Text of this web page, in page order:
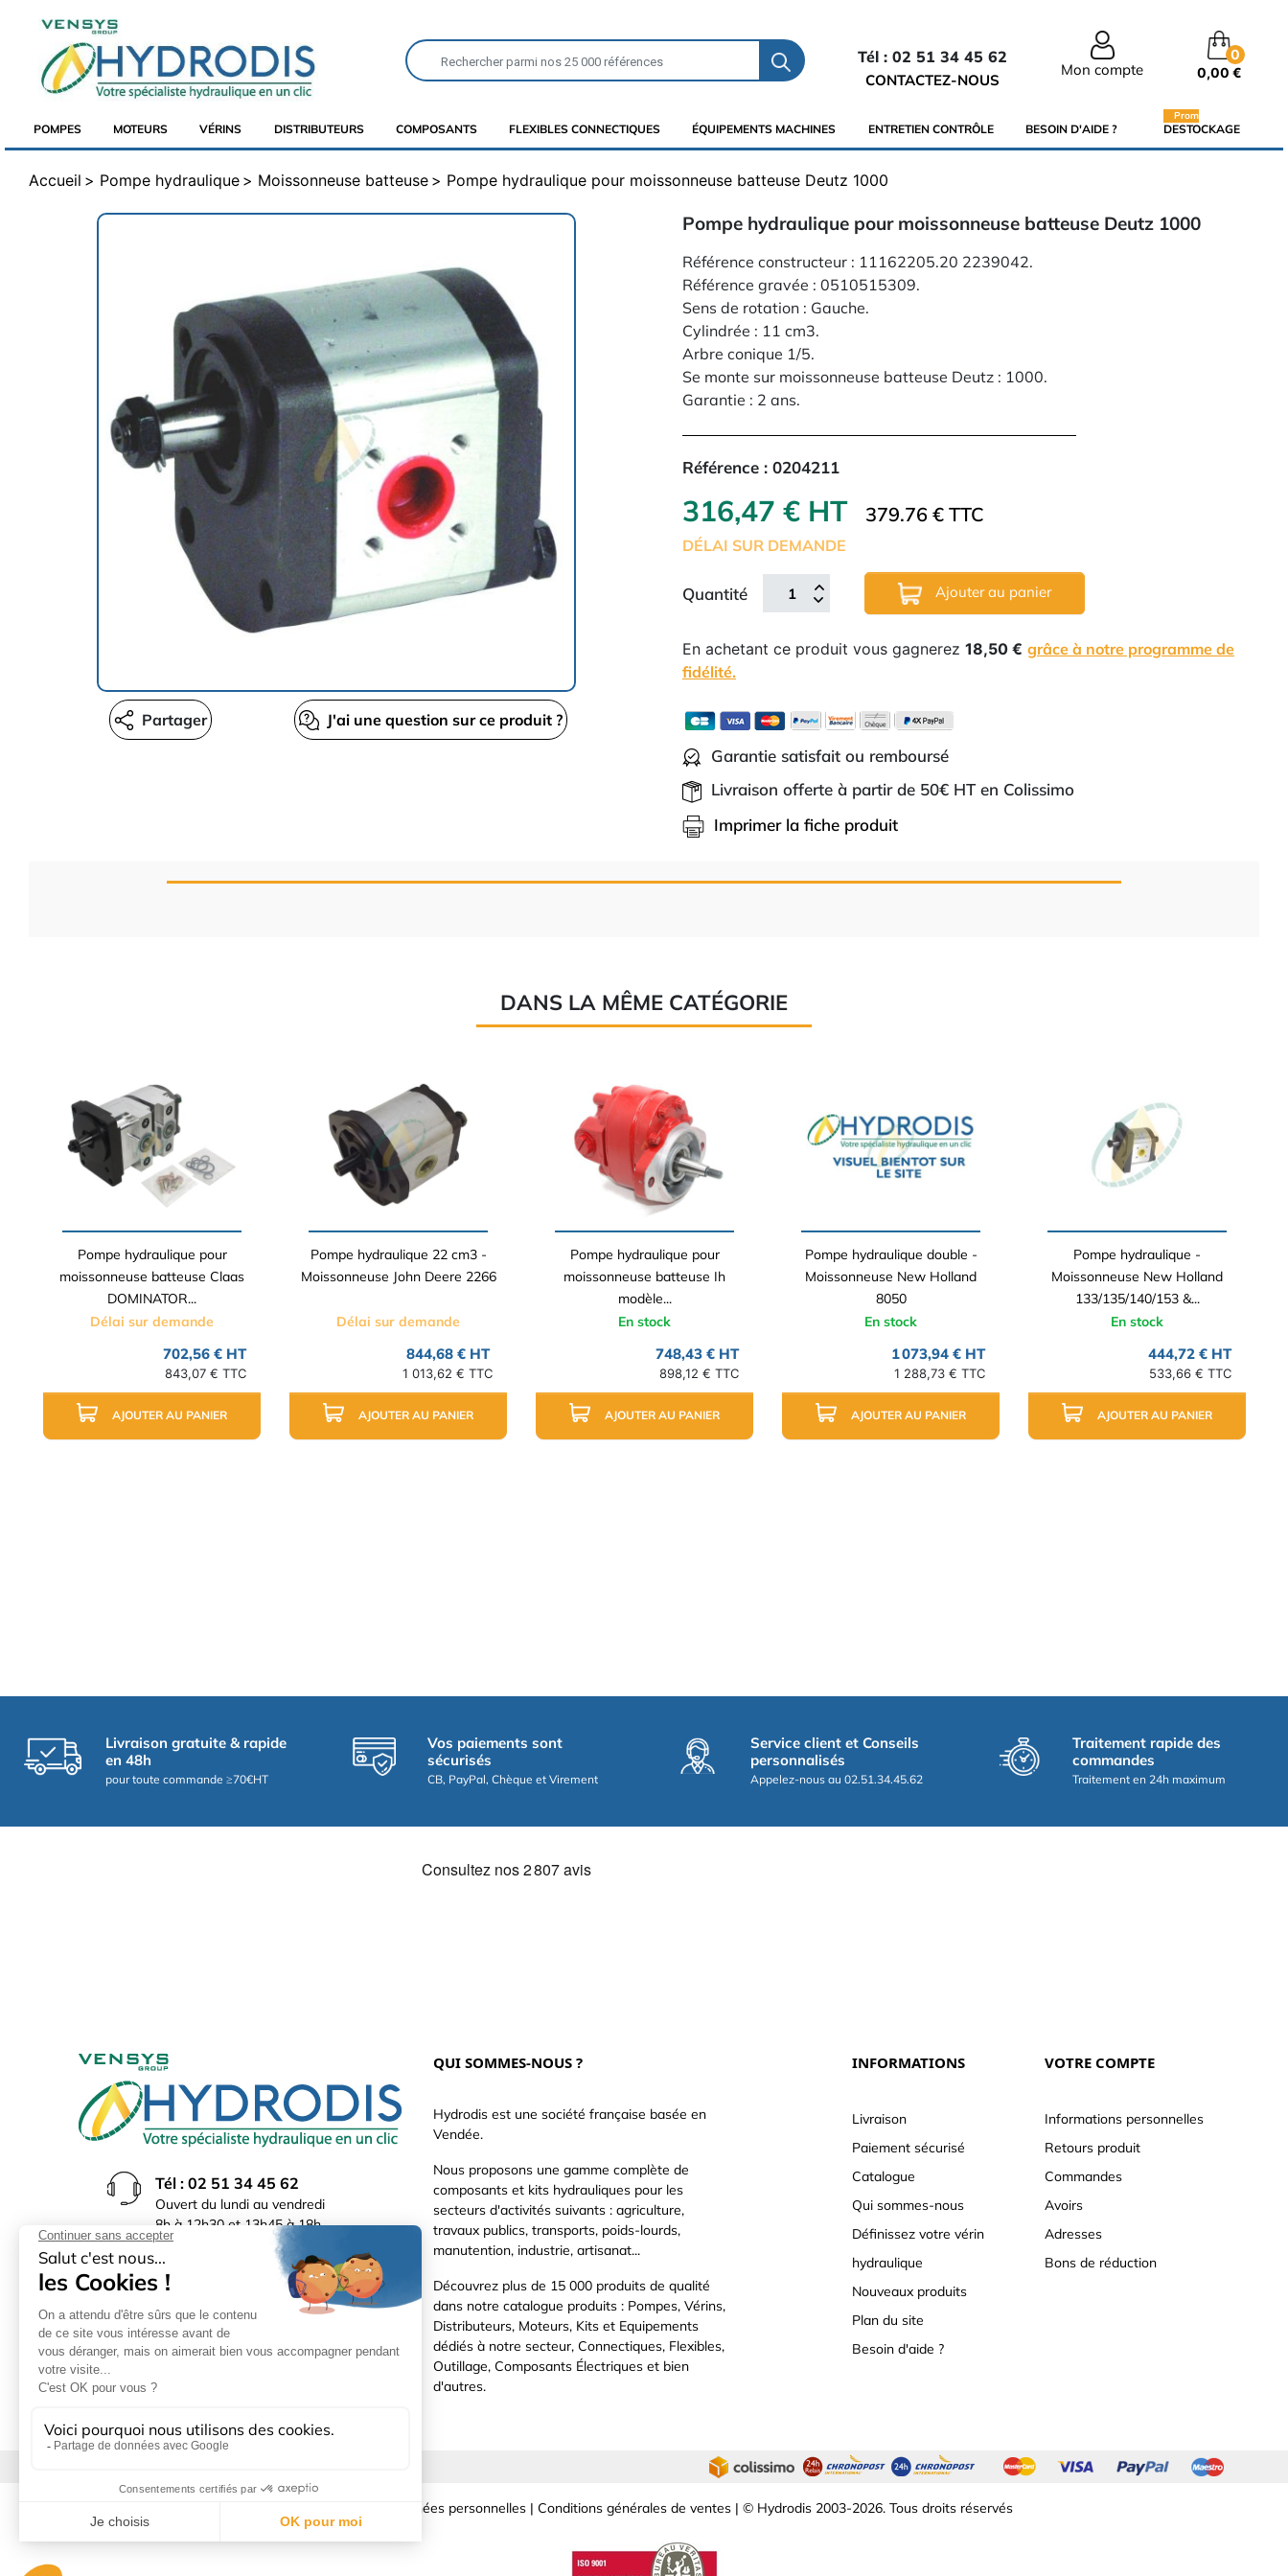
Tél : 02 51 34 45 62
CONTACTEZ-NOUS
Mon compte
0
0,00 €
POMPES MOTEURS VÉRINS DISTRIBUTEURS COMPOSANTS FLEXIBLES CONNECTIQUES ÉQUIPEMENTS MACHINES ENTRETIEN CONTRÔLE BESOIN D'AIDE ? DESTOCKAGE
Promo
Accueil Pompe hydraulique Moissonneuse batteuse Pompe hydraulique pour moissonneuse batteuse Deutz 1000
J'ai une question sur ce produit ?
Partager
Pompe hydraulique pour moissonneuse batteuse Deutz 1000
Référence constructeur : 11162205.20 2239042.
Référence gravée : 0510515309.
Sens de rotation : Gauche.
Cylindrée : 11 cm3.
Arbre conique 1/5.
Se monte sur moissonneuse batteuse Deutz : 1000 .
Garantie : 2 ans .
Référence : 0204211
316,47 € HT 379.76 € TTC
DÉLAI SUR DEMANDE
Quantité Ajouter au panier
En achetant ce produit vous gagnerez 18,50 € grâce à notre programme de
fidélité.
Garantie satisfait ou remboursé
Livraison offerte à partir de 50€ HT en Colissimo
Imprimer la fiche produit
DANS LA MÊME CATÉGORIE
Pompe hydraulique pour
moissonneuse batteuse Claas
DOMINATOR...
Délai sur demande
702,56 € HT
843,07 € TTC
AJOUTER AU PANIER
Pompe hydraulique 22 cm3 -
Moissonneuse John Deere 2266
Délai sur demande
844,68 € HT
1 013,62 € TTC
AJOUTER AU PANIER
Pompe hydraulique pour
moissonneuse batteuse Ih
modèle...
En stock
748,43 € HT
898,12 € TTC
AJOUTER AU PANIER
Pompe hydraulique double -
Moissonneuse New Holland
8050
En stock
1 073,94 € HT
1 288,73 € TTC
AJOUTER AU PANIER
Pompe hydraulique -
Moissonneuse New Holland
133/135/140/153 &...
En stock
444,72 € HT
533,66 € TTC
AJOUTER AU PANIER
Livraison gratuite & rapide
en 48h
pour toute commande ≥70€HT
Vos paiements sont
sécurisés
CB, PayPal, Chèque et Virement
Service client et Conseils
personnalisés
Appelez-nous au 02.51.34.45.62
Traitement rapide des
commandes
Traitement en 24h maximum
Tél : 02 51 34 45 62
Ouvert du lundi au vendredi
8h à 12h30 et 13h45 à 18h
(17h30 le vendredi)
Rue du Bocage La Ribotière
85170 Le Poiré sur Vie
QUI SOMMES-NOUS ?
Hydrodis est une société française basée en
Vendée.
Nous proposons une gamme complète de
composants et kits hydrauliques pour les
secteurs d'activités suivants : agriculture,
travaux publics, transports, poids-lourds,
manutention, industrie, artisanat...
Découvrez plus de 15 000 produits de qualité
dans notre catalogue produits : Pompes, Vérins,
Distributeurs, Moteurs, Kits et Equipements
dédiés à notre secteur, Connectiques, Flexibles,
Outillage, Composants Électriques et bien
d'autres.
INFORMATIONS
Livraison
Paiement sécurisé
Catalogue
Qui sommes-nous
Définissez votre vérin
hydraulique
Nouveaux produits
Plan du site
Besoin d'aide ?
VOTRE COMPTE
Informations personnelles
Retours produit
Commandes
Avoirs
Adresses
Bons de réduction
Données personnelles | Conditions générales de ventes | © Hydrodis 2003-2026. Tous droits réservés